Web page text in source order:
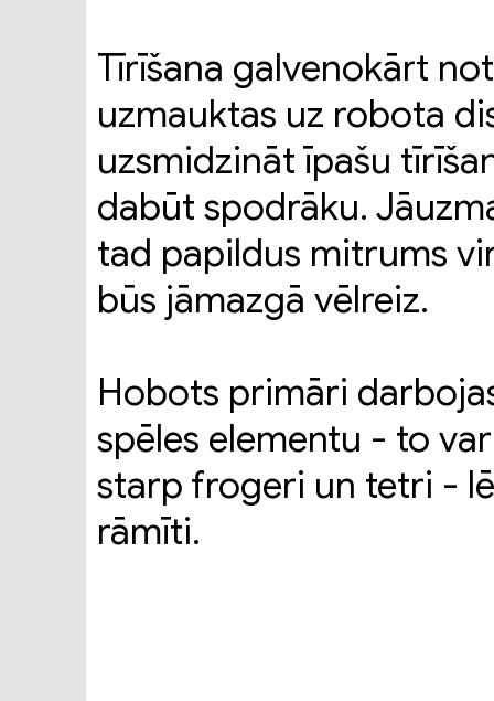
Tīrīšana galvenokārt
uzmauktas uz robota
uzsmidzināt īpašu
dabūt spodrāku.
tad papildus mitrums
būs jāmazgā vēlreiz.
Hobots primāri
spēles elementu - to
starp frogeri un tetri -
rāmīti.